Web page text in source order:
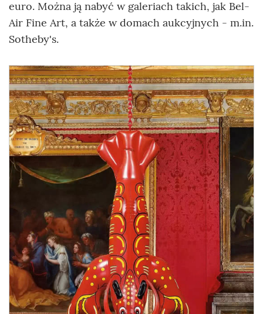
euro. Można ją nabyć w galeriach takich, jak Bel-
Air Fine Art, a także w domach aukcyjnych - m.in.
Sotheby's.